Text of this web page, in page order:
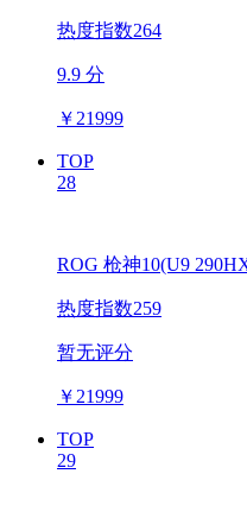
热度指数264
9.9 分
￥ 21999
TOP
28
ROG 枪神10(U9
热度指数259
暂无评分
￥ 21999
TOP
29